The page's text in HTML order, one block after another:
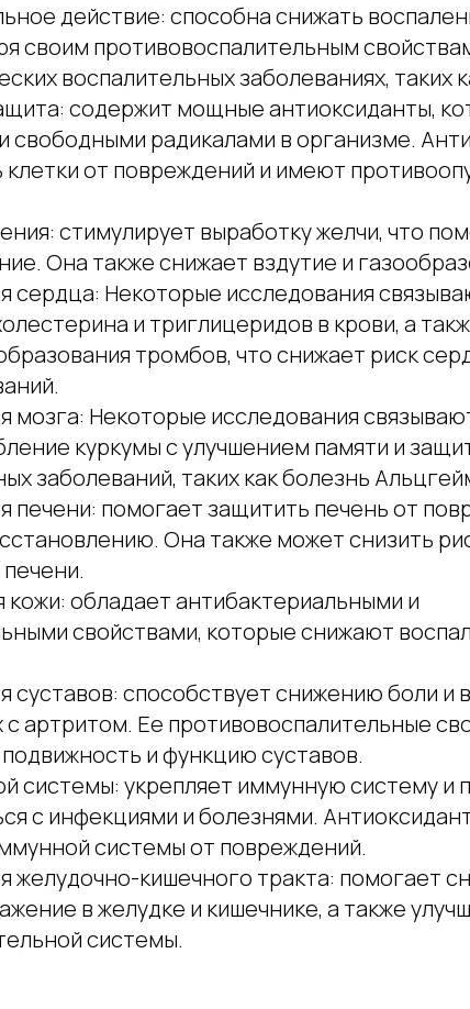
действие: способна снижать
своим противовоспалительным
воспалительных заболеваниях, таких
содержит мощные антиоксиданты,
свободными радикалами в организме.
от повреждений и имеют
стимулирует выработку желчи, что
Она также снижает вздутие и
сердца: Некоторые исследования
и триглицеридов в крови, а
тромбов, что снижает риск
мозга: Некоторые исследования
куркумы с улучшением памяти и
заболеваний, таких как болезнь
печени: помогает защитить печень от
Она также может снизить
кожи: обладает антибактериальными и
свойствами, которые снижают
суставов: способствует снижению боли и
с артритом. Ее противовоспалительные
и функцию суставов.
системы: укрепляет иммунную систему и
с инфекциями и болезнями.
системы от повреждений.
желудочно-кишечного тракта: помогает
в желудке и кишечнике, а также
системы.